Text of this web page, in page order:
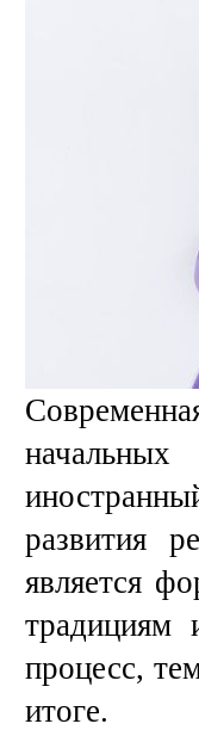
развития
является
традициям
процесс,
итоге.